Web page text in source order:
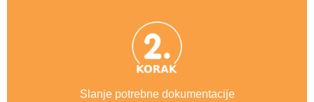
Slanje potrebne dokumentacije